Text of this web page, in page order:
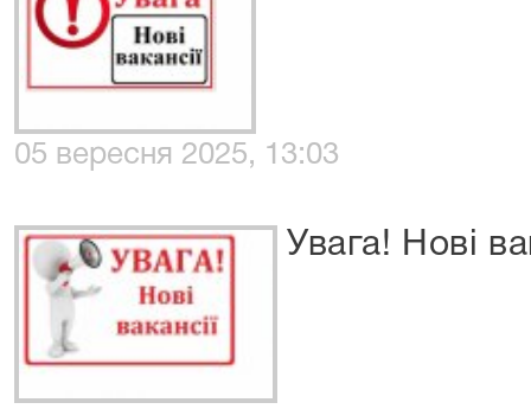
05 вересня 2025, 13:03
Увага! Нові